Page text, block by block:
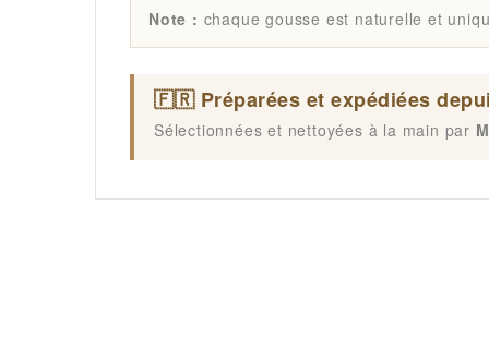
Note : chaque gousse est naturelle et
🇫🇷 Préparées et expédiées
Sélectionnées et nettoyées à la main par